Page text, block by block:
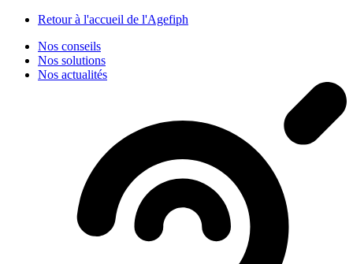
Retour à l'accueil de l'Agefiph
Nos conseils
Nos solutions
Nos actualités